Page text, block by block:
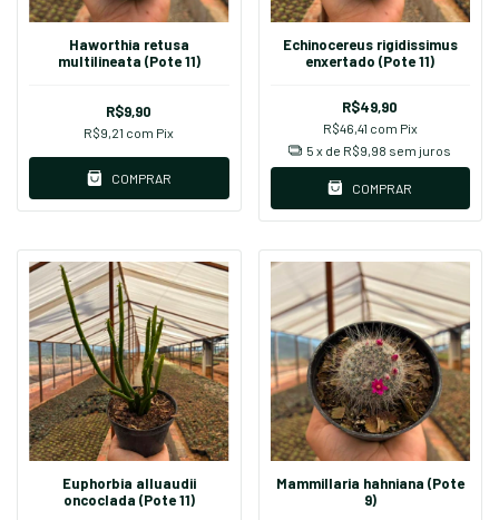
Haworthia retusa
multilineata (Pote 11)
R$9,90
R$9,21 com Pix
COMPRAR
Echinocereus rigidissimus
enxertado (Pote 11)
R$49,90
R$46,41 com Pix
5 x de R$9,98 sem juros
COMPRAR
Euphorbia alluaudii
oncoclada (Pote 11)
Mammillaria hahniana (Pote
9)